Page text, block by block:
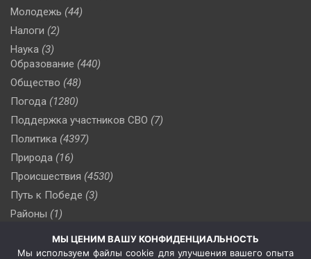
Молодежь (44)
Налоги (2)
Наука (3)
Образование (440)
Общество (48)
Погода (1280)
Поддержка участников СВО (7)
Политика (4397)
Природа (16)
Происшествия (4530)
Путь к Победе (3)
Районы (1)
(510)
Сельское хозяйство (3)
МЫ ЦЕНИМ ВАШУ КОНФИДЕНЦИАЛЬНОСТЬ
Мы используем файлы cookie для улучшения вашего опыта